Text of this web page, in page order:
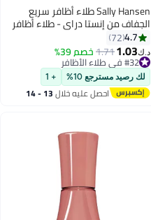
8
Sally Hansen طلاء أظافر سريع
الجفاف من إنستا دراي - طلاء أظافر
باف تامبل
4.7
72
د.ك‏1.03
1.71خصم 39%
#32 في طلاء الأظافر
#32 في طلاء الأظافر
لك رصيد مسترجع 10% + 1
احصل عليه خلال 13 - 14